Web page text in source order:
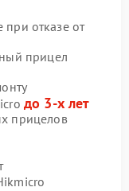
при отказе от
прицел
до 3-х лет
прицелов